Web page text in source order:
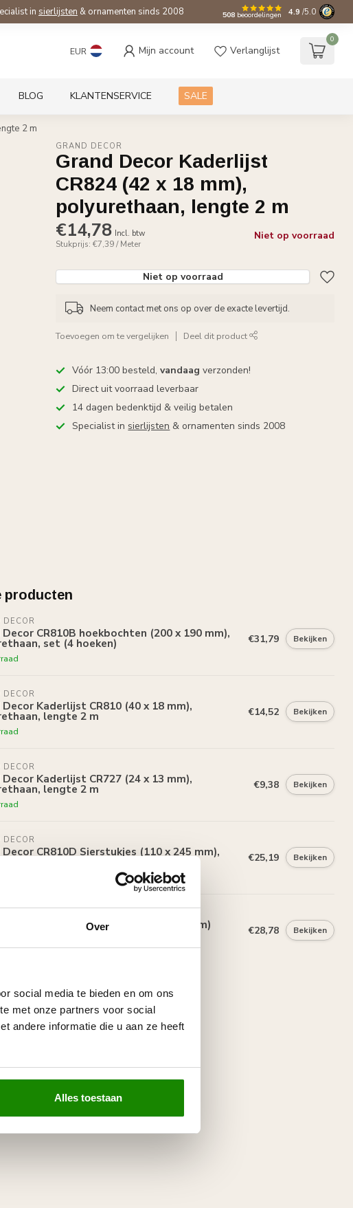
Over
social media te bieden en om ons
met onze partners voor social
andere informatie die u aan ze heeft
Alles toestaan
in sierlijsten & ornamenten sinds 2008 508 beoordelingen 4.9 /5.0
EUR Mijn account Verlanglijst
0
BLOG KLANTENSERVICE SALE
2 m
GRAND DECOR
Grand Decor Kaderlijst
CR824 (42 x 18 mm),
polyurethaan, lengte 2 m
€14,78 Incl. btw
Stukprijs: €7,39 / Meter
Niet op voorraad
Niet op voorraad
Neem contact met ons op over de exacte levertijd.
Toevoegen om te vergelijken Deel dit product
Vóór 13:00 besteld,vandaag verzonden!
Direct uit voorraad leverbaar
14 dagen bedenktijd & veilig betalen
Specialist in sierlijsten & ornamenten sinds 2008
producten
DECOR
Decor CR810B hoekbochten (200 x 190 mm),
set (4 hoeken) €31,79 Bekijken
DECOR
Decor Kaderlijst CR810 (40 x 18 mm),
lengte 2 m €14,52 Bekijken
DECOR
Decor Kaderlijst CR727 (24 x 13 mm),
lengte 2 m €9,38 Bekijken
DECOR
CR810D Sierstukjes (110 x 245 mm), €25,19 Bekijken
Decor Deuromlijsting D480 (94 x 33 mm)
lengte 200 cm €28,78 Bekijken